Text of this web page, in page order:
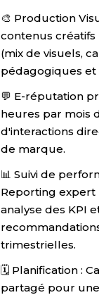
🎨 Production
contenus
(mix de visuels,
pédagogiques et
💬 E-réputation
heures par mois
d'interactions
de marque.
📊 Suivi de
Reporting expert
analyse des KPI
trimestrielles.
🗓️ Planification :
partagé pour